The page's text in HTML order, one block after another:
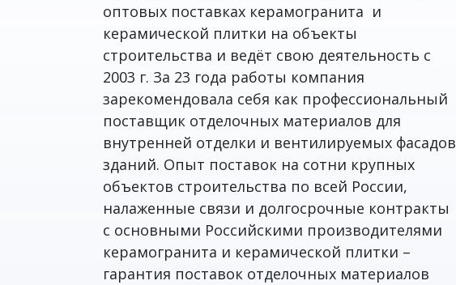
оптовых поставках керамогранита и
керамической плитки на объекты
строительства и ведёт свою деятельность с
2003 г. За 23 года работы компания
зарекомендовала себя как профессиональный
поставщик отделочных материалов для
внутренней отделки и вентилируемых фасадов
зданий. Опыт поставок на сотни крупных
объектов строительства по всей России,
налаженные связи и долгосрочные контракты
с основными Российскими производителями
керамогранита и керамической плитки –
гарантия поставок отделочных материалов